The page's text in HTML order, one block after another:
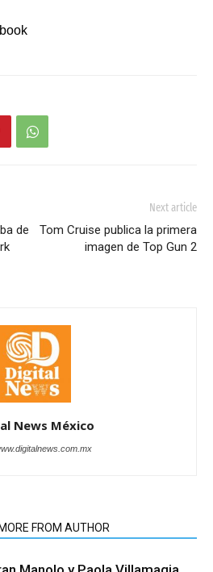
de
Next article
Tom Cruise publica la primera
imagen de Top Gun 2
News México
MORE FROM AUTHOR